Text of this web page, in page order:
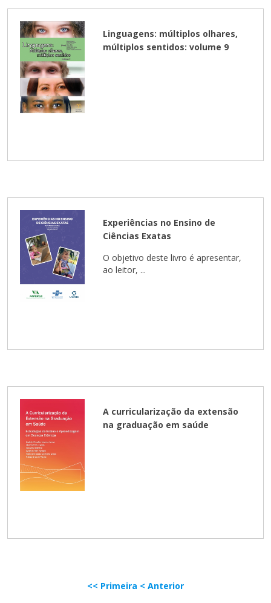
Linguagens: múltiplos olhares,
múltiplos sentidos: volume 9
Experiências no Ensino de
Ciências Exatas
O objetivo deste livro é apresentar,
ao leitor, ...
A curricularização da extensão
na graduação em saúde
<< Primeira < Anterior